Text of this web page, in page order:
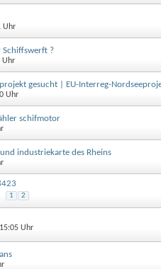
Uhr
Schiffswerft ?
Uhr
gesucht | EU-Interreg-
Uhr
schifmotor
industriekarte des Rheins
1 2
Uhr